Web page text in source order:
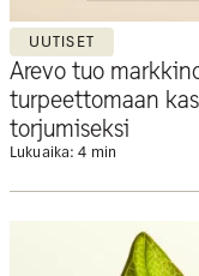
UUTISET
Arevo tuo
turpeettomaan
torjumiseksi
Lukuaika: 4 min